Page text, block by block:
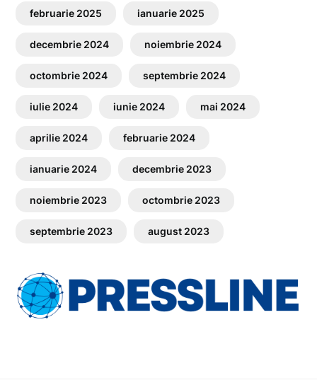
februarie 2025 ianuarie 2025
decembrie 2024 noiembrie 2024
octombrie 2024 septembrie 2024
iulie 2024 iunie 2024 mai 2024
aprilie 2024 februarie 2024
ianuarie 2024 decembrie 2023
noiembrie 2023 octombrie 2023
septembrie 2023 august 2023